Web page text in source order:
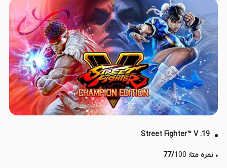
19. Street Fighter™ V
• نمره متا: 77/100